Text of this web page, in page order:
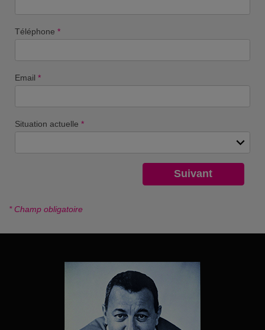
Téléphone *
Email *
Situation actuelle *
* Champ obligatoire